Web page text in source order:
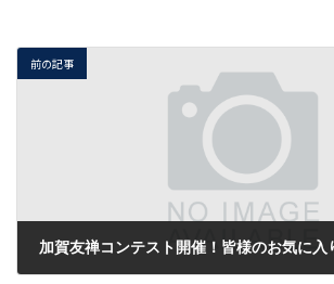
前の記事